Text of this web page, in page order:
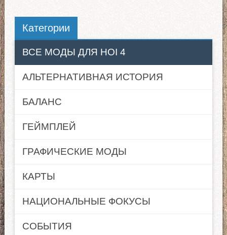
Категории
ВСЕ МОДЫ ДЛЯ HOI 4
АЛЬТЕРНАТИВНАЯ ИСТОРИЯ
БАЛАНС
ГЕЙМПЛЕЙ
ГРАФИЧЕСКИЕ МОДЫ
КАРТЫ
НАЦИОНАЛЬНЫЕ ФОКУСЫ
СОБЫТИЯ